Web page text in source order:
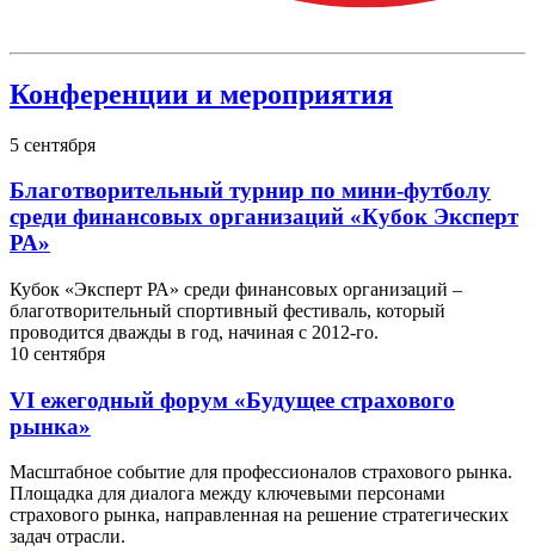
Конференции и мероприятия
5 сентября
Благотворительный турнир по мини-футболу
среди финансовых организаций «Кубок Эксперт
РА»
Кубок «Эксперт РА» среди финансовых организаций –
благотворительный спортивный фестиваль, который
проводится дважды в год, начиная с 2012-го.
10 сентября
VI ежегодный форум «Будущее страхового
рынка»
Масштабное событие для профессионалов страхового рынка.
Площадка для диалога между ключевыми персонами
страхового рынка, направленная на решение стратегических
задач отрасли.